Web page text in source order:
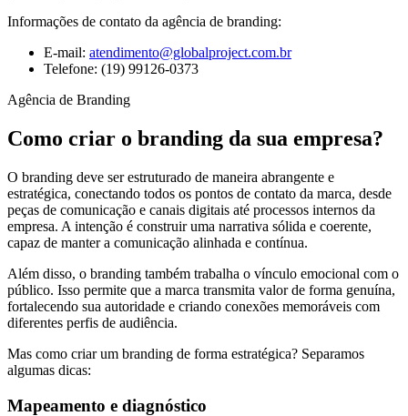
Informações de contato da agência de branding:
E-mail: atendimento@globalproject.com.br
Telefone: (19) 99126-0373
Agência de Branding
Como criar o branding da sua empresa?
O branding deve ser estruturado de maneira abrangente e
estratégica, conectando todos os pontos de contato da marca, desde
peças de comunicação e canais digitais até processos internos da
empresa. A intenção é construir uma narrativa sólida e coerente,
capaz de manter a comunicação alinhada e contínua.
Além disso, o branding também trabalha o vínculo emocional com o
público. Isso permite que a marca transmita valor de forma genuína,
fortalecendo sua autoridade e criando conexões memoráveis com
diferentes perfis de audiência.
Mas como criar um branding de forma estratégica? Separamos
algumas dicas:
Mapeamento e diagnóstico